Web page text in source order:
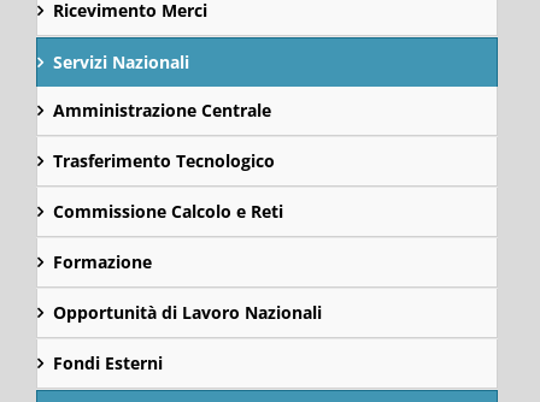
Ricevimento Merci
Servizi Nazionali
Amministrazione Centrale
Trasferimento Tecnologico
Commissione Calcolo e Reti
Formazione
Opportunità di Lavoro Nazionali
Fondi Esterni